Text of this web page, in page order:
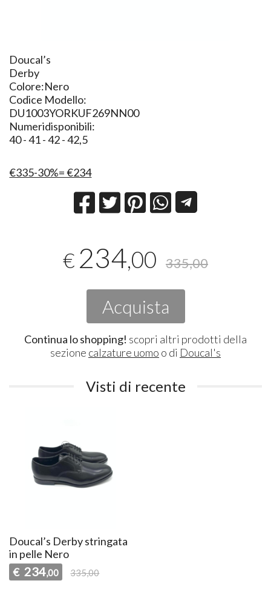
Doucal’s
Derby
Colore:Nero
Codice Modello:
DU1003YORKUF269NN00
Numeridisponibili:
40 - 41 - 42 - 42,5
€335-30%= €234
€ 234,00 335,00
Acquista
Continua lo shopping! scopri altri prodotti della
sezione calzature uomo o di Doucal's
Visti di recente
Doucal’s Derby stringata
in pelle Nero
€ 234,00 335,00